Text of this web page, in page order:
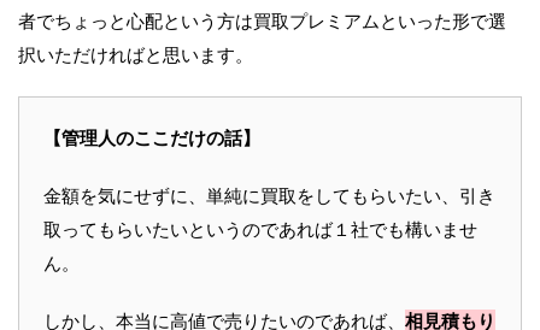
者でちょっと心配という方は買取プレミアムといった形で選
択いただければと思います。
【管理人のここだけの話】
金額を気にせずに、単純に買取をしてもらいたい、引き
取ってもらいたいというのであれば１社でも構いませ
ん。
しかし、本当に高値で売りたいのであれば、 相見積もり